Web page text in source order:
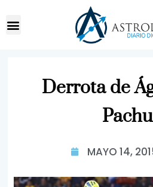
Derrota de
MAYO 14,